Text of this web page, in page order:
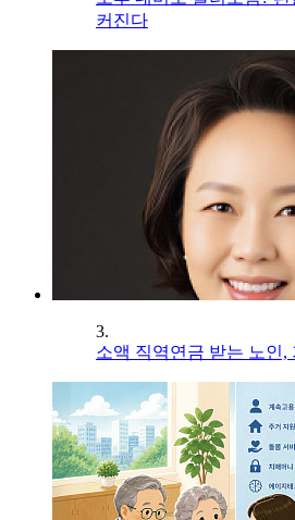
커진다
3.
소액 직역연금 받는 노인